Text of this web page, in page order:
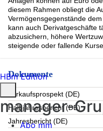
diesem Rahmen obliegt die
Vermögensgegenstände
kann auch Derivatgeschäfte
abzusichern, höhere
steigende oder fallende
Dokumente
Verkaufsprospekt (DE)
Halbjahresbericht (DE)
Jahresbericht (DE)
HBm Edition
manager-
Abo mm